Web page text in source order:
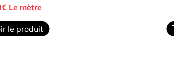
Le mètre
le produit